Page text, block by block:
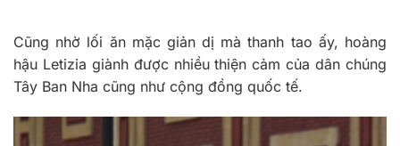
Cũng nhờ lối ăn mặc giản dị mà thanh tao ấy, hoàng
hậu Letizia giành được nhiều thiện cảm của dân chúng
Tây Ban Nha cũng như cộng đồng quốc tế.